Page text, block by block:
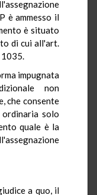
è ammesso il
è situato
di cui all'art.
1035.
impugnata
non
che consente
solo
quale è la
a quo, il